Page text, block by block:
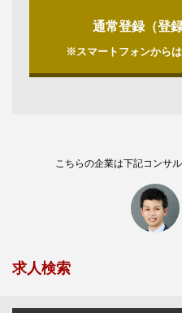
通常登録（登
※スマートフォンからは
こちらの企業は下記コンサ
求人検索